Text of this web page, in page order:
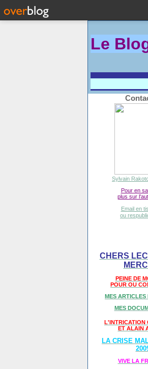
Le
Sylvain
Pour en
plus sur
Email en
ou
CHERS
PEINE DE
POUR OU
MES ARTICLES
MES
L'INTRICATION
ET ALAIN
LA CRISE
VIVE LA